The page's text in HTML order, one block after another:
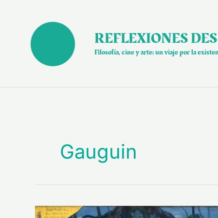
contenido
REFLEXIONES
Filosofía, cine y arte: un viaje por la
Gauguin
Paul